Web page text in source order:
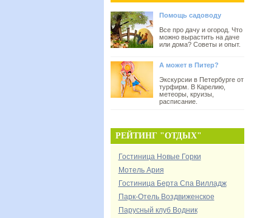
Помощь садоводу
Все про дачу и огород. Что
можно вырастить на даче
или дома? Советы и опыт.
А может в Питер?
Экскурсии в Петербурге от
турфирм. В Карелию,
метеоры, круизы,
расписание.
РЕЙТИНГ "ОТДЫХ"
Гостиница Новые Горки
Мотель Ария
Гостиница Берта Спа Вилладж
Парк-Отель Воздвиженское
Парусный клуб Водник